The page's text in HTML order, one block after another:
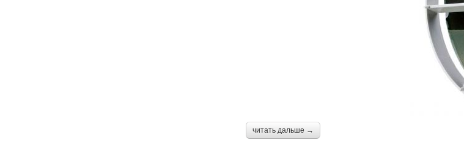
читать дальше →